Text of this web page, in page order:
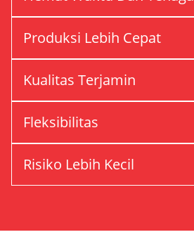
Produksi Lebih Cepat
Kualitas Terjamin
Fleksibilitas
Risiko Lebih Kecil